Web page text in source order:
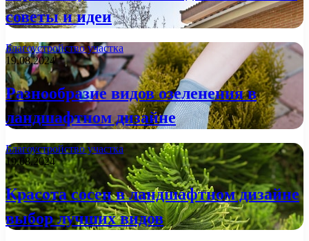
советы и идеи
Благоустройство участка
19.08.2024
Разнообразие видов озеленения в
ландшафтном дизайне
Благоустройство участка
19.08.2024
Красота сосен в ландшафтном дизайне
выбор лучших видов